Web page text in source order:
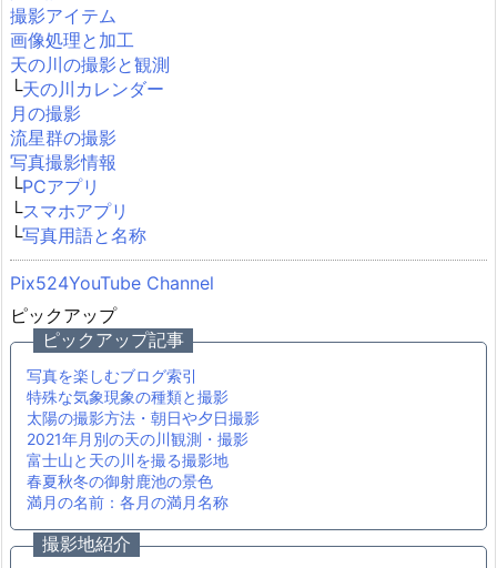
撮影アイテム
画像処理と加工
天の川の撮影と観測
└天の川カレンダー
月の撮影
流星群の撮影
写真撮影情報
└PCアプリ
└スマホアプリ
└写真用語と名称
Pix524YouTube Channel
ピックアップ
ピックアップ記事
写真を楽しむブログ索引
特殊な気象現象の種類と撮影
太陽の撮影方法・朝日や夕日撮影
2021年月別の天の川観測・撮影
富士山と天の川を撮る撮影地
春夏秋冬の御射鹿池の景色
満月の名前：各月の満月名称
撮影地紹介